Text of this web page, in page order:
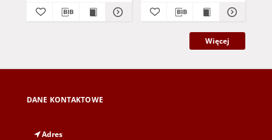
Więcej
DANE KONTAKTOWE
Adres